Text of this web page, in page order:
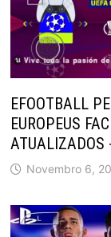
EFOOTBALL
EUROPEUS
ATUALIZADOS
Novembro 6,